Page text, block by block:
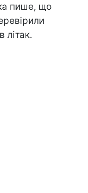
пише, що
літак.